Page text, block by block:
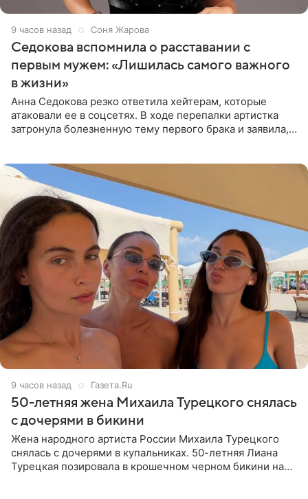
9 часов назад Соня Жарова
Седокова вспомнила о расставании с
первым мужем: «Лишилась самого важного
в жизни»
Анна Седокова резко ответила хейтерам, которые
атаковали ее в соцсетях. В ходе перепалки артистка
затронула болезненную тему первого брака и заявила,
9 часов назад Газета.Ru
50-летняя жена Михаила Турецкого снялась
с дочерями в бикини
Жена народного артиста России Михаила Турецкого
снялась с дочерями в купальниках. 50-летняя Лиана
Турецкая позировала в крошечном черном бикини на